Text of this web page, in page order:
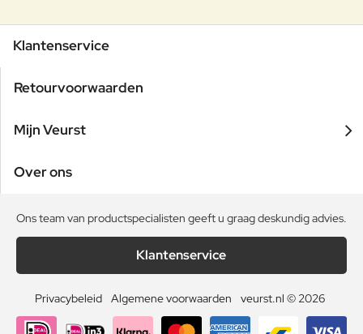
Klantenservice
Retourvoorwaarden
Mijn Veurst
Over ons
Ons team van productspecialisten geeft u graag deskundig advies.
Klantenservice
Privacybeleid Algemene voorwaarden veurst.nl © 2026